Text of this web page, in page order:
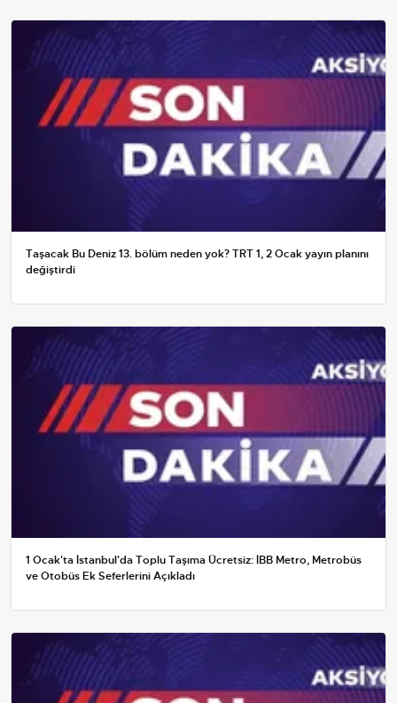
Taşacak Bu Deniz 13. bölüm neden yok? TRT 1, 2 Ocak yayın planını
değiştirdi
1 Ocak'ta İstanbul'da Toplu Taşıma Ücretsiz: İBB Metro, Metrobüs
ve Otobüs Ek Seferlerini Açıkladı